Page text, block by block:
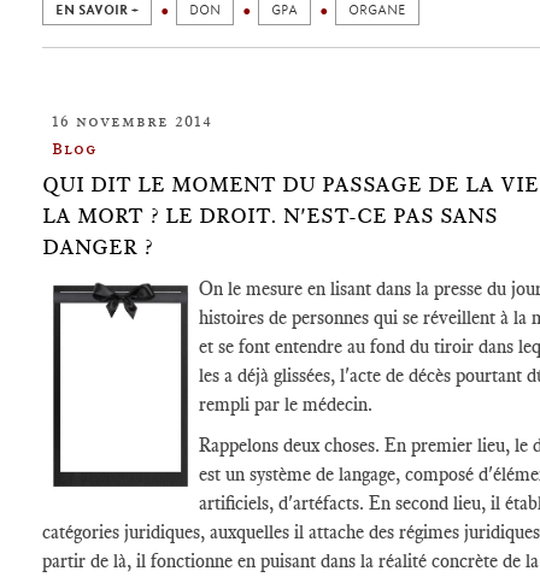
EN SAVOIR + DON GPA ORGANE
16 novembre 2014
Blog
QUI DIT LE MOMENT DU PASSAGE DE LA
LA MORT ? LE DROIT. N'EST-CE PAS SANS
DANGER ?
On le mesure en lisant dans la presse du
histoires de personnes qui se réveillent à la
et se font entendre au fond du tiroir dans
les a déjà glissées, l'acte de décès pourtant
rempli par le médecin.
Rappelons deux choses. En premier lieu, le
est un système de langage, composé
artificiels, d'artéfacts. En second lieu, il
catégories juridiques, auxquelles il attache des régimes
partir de là, il fonctionne en puisant dans la réalité concrète de la